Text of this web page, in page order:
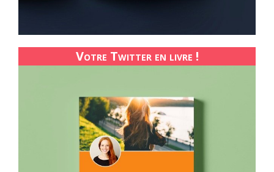
Votre Twitter en livre !